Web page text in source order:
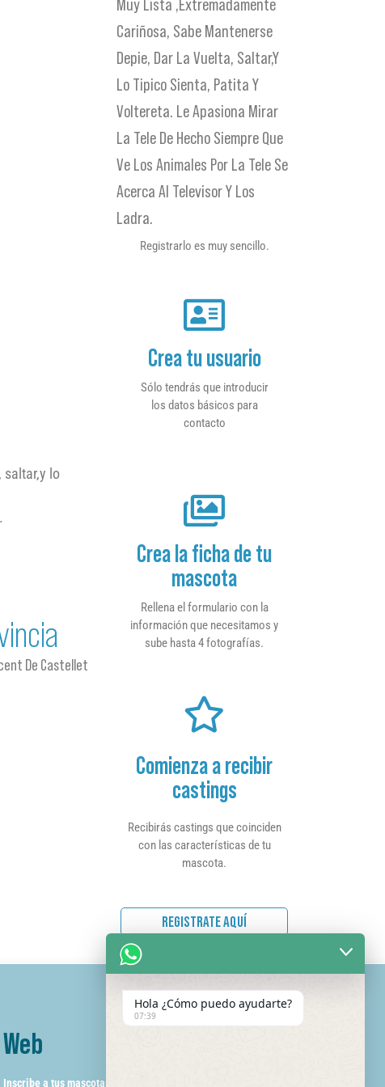
saltar,y lo
De Castellet
Muy Lista ,extremadamente
Cariñosa, Sabe Mantenerse
Depie, Dar La Vuelta, Saltar,y
Lo Tipico Sienta, Patita Y
Voltereta. Le Apasiona Mirar
La Tele De Hecho Siempre Que
Ve Los Animales Por La Tele Se
Acerca Al Televisor Y Los
Ladra.
Registrarlo es muy sencillo.
Crea tu usuario
Sólo tendrás que introducir
los datos básicos para
contacto
Crea la ficha de tu
mascota
Rellena el formulario con la
información que necesitamos y
sube hasta 4 fotografías.
Comienza a recibir
castings
Recibirás castings que coinciden
con las características de tu
mascota.
REGISTRATE AQUÍ
Web
Inscribe a tus mascotas
Hola ¿Cómo puedo ayudarte?
07:39